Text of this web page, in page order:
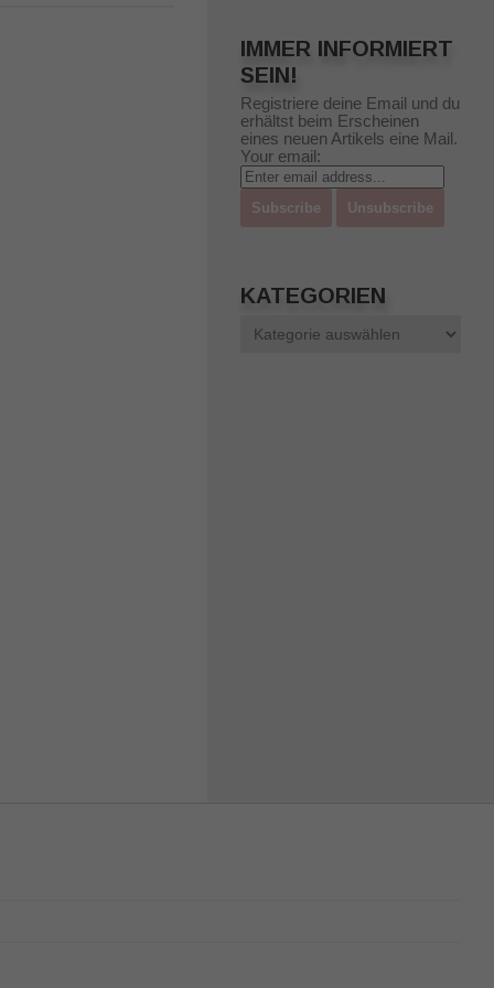
IMMER INFORMIERT
SEIN!
Registriere deine Email und du
erhältst beim Erscheinen
eines neuen Artikels eine Mail.
Your email:
KATEGORIEN